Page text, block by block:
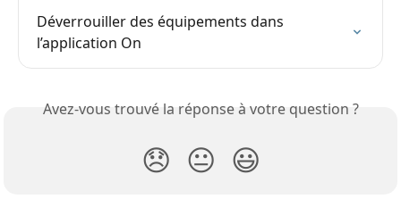
Déverrouiller des équipements dans
l’application On
Avez-vous trouvé la réponse à votre question ?
😞 😐 😃